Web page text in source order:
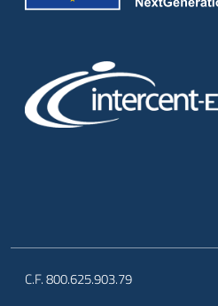
C.F. 800.625.903.79